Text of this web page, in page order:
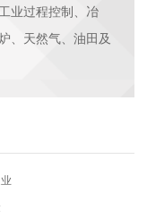
业过程控制、冶
、天然气、油田及